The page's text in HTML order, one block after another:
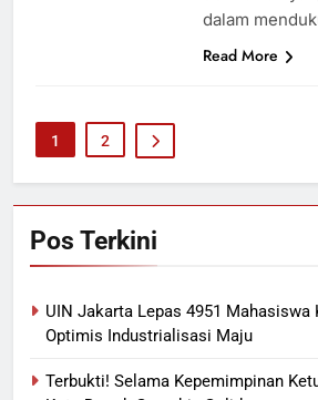
dalam
Read More
1 2
Pos Terkini
UIN Jakarta Lepas 4951 Mahasiswa
Optimis Industrialisasi Maju
Terbukti! Selama Kepemimpinan